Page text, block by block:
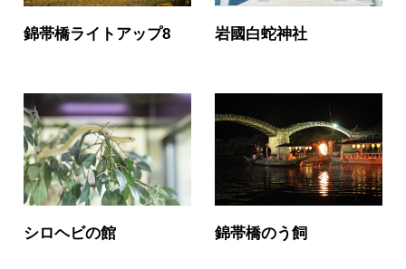
錦帯橋ライトアップ8 岩國白蛇神社
シロヘビの館 錦帯橋のう飼